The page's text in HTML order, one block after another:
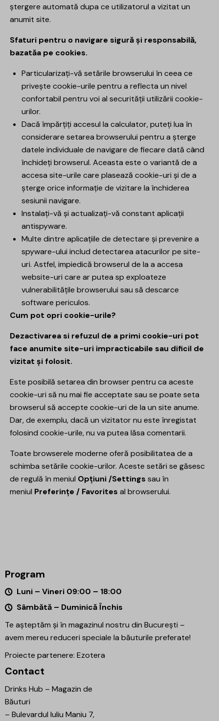
ștergere automată dupa ce utilizatorul a vizitat un
anumit site.
Sfaturi pentru o navigare sigură și responsabilă,
bazatăa pe cookies.
Particularizați-vă setările browserului în ceea ce
privește cookie-urile pentru a reflecta un nivel
confortabil pentru voi al securității utilizării cookie-
urilor.
Dacă împărțiți accesul la calculator, puteți lua în
considerare setarea browserului pentru a șterge
datele individuale de navigare de fiecare dată când
închideți browserul. Aceasta este o variantă de a
accesa site-urile care plasează cookie-uri și de a
șterge orice informație de vizitare la închiderea
sesiunii navigare.
Instalați-vă și actualizați-vă constant aplicații
antispyware.
Multe dintre aplicațiile de detectare și prevenire a
spyware-ului includ detectarea atacurilor pe site-
uri. Astfel, impiedică browserul de la a accesa
website-uri care ar putea sp exploateze
vulnerabilitățile browserului sau să descarce
software periculos.
Cum pot opri cookie-urile?
Dezactivarea si refuzul de a primi cookie-uri pot
face anumite site-uri impracticabile sau dificil de
vizitat și folosit.
Este posibilă setarea din browser pentru ca aceste
cookie-uri să nu mai fie acceptate sau se poate seta
browserul să accepte cookie-uri de la un site anume.
Dar, de exemplu, dacă un vizitator nu este înregistat
folosind cookie-urile, nu va putea lăsa comentarii.
Toate browserele moderne oferă posibilitatea de a
schimba setările cookie-urilor. Aceste setări se găsesc
de regulă în meniul Opțiuni /Settings sau în
meniul Preferințe / Favorites al browserului.
Program
Luni – Vineri 09:00 – 18:00
Sâmbătă – Duminică Închis
Te așteptăm și în magazinul nostru din București –
avem mereu reduceri speciale la băuturile preferate!
Proiecte partenere: Ezotera
Contact
Drinks Hub – Magazin de
Băuturi
– Bulevardul Iuliu Maniu 7,